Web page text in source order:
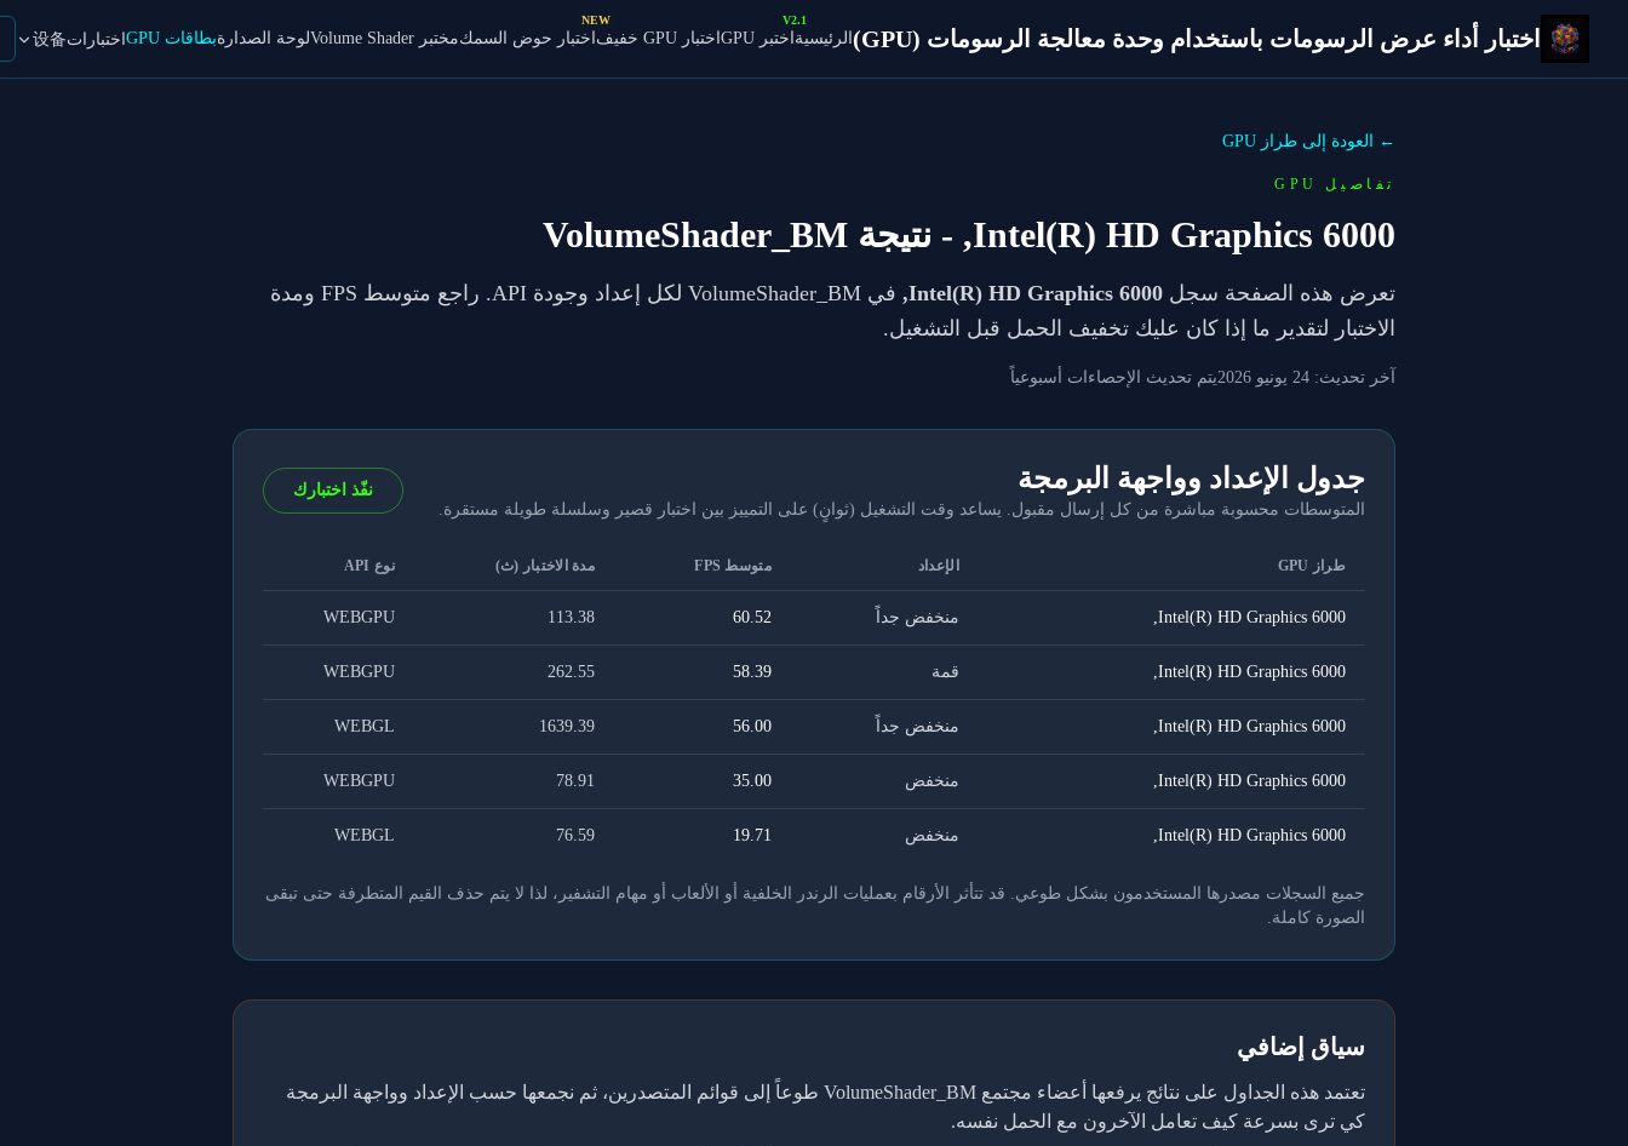
اختبار أداء عرض الرسومات باستخدام وحدة معالجة الرسومات (GPU) الرئيسية اختبر GPU
V2.1
اختبار GPU خفيف اختبار حوض السمك
NEW
مختبر Volume Shader لوحة الصدارةبطاقات GPU اختبارات设备
← العودة إلى طراز GPU
تفاصيل GPU
Intel(R) HD Graphics 6000, - نتيجة VolumeShader_BM
تعرض هذه الصفحة سجل Intel(R) HD Graphics 6000,
في VolumeShader_BM لكل إعداد وجودة API. راجع متوسط FPS ومدة
الاختبار لتقدير ما إذا كان عليك تخفيف الحمل قبل التشغيل.
آخر تحديث: 24 يونيو 2026 يتم تحديث الإحصاءات أسبوعياً
جدول الإعداد وواجهة البرمجة
المتوسطات محسوبة مباشرة من كل إرسال مقبول. يساعد وقت التشغيل (ثوانٍ) على التمييز بين اختبار قصير وسلسلة طويلة مستقرة.
نفّذ اختبارك
طراز GPU الإعداد متوسط FPS مدة الاختبار (ث) نوع API
Intel(R) HD Graphics 6000, منخفض جداً 60.52
113.38
WEBGPU
Intel(R) HD Graphics 6000, قمة 58.39
262.55
WEBGPU
Intel(R) HD Graphics 6000, منخفض جداً 56.00
1639.39
WEBGL
Intel(R) HD Graphics 6000, منخفض 35.00
78.91
WEBGPU
Intel(R) HD Graphics 6000, منخفض 19.71
76.59
WEBGL
جميع السجلات مصدرها المستخدمون بشكل طوعي. قد تتأثر الأرقام بعمليات الرندر الخلفية أو الألعاب أو مهام التشفير، لذا لا يتم حذف القيم المتطرفة حتى تبقى
الصورة كاملة.
سياق إضافي
تعتمد هذه الجداول على نتائج يرفعها أعضاء مجتمع VolumeShader_BM طوعاً إلى قوائم المتصدرين، ثم نجمعها حسب الإعداد وواجهة البرمجة
كي ترى بسرعة كيف تعامل الآخرون مع الحمل نفسه.